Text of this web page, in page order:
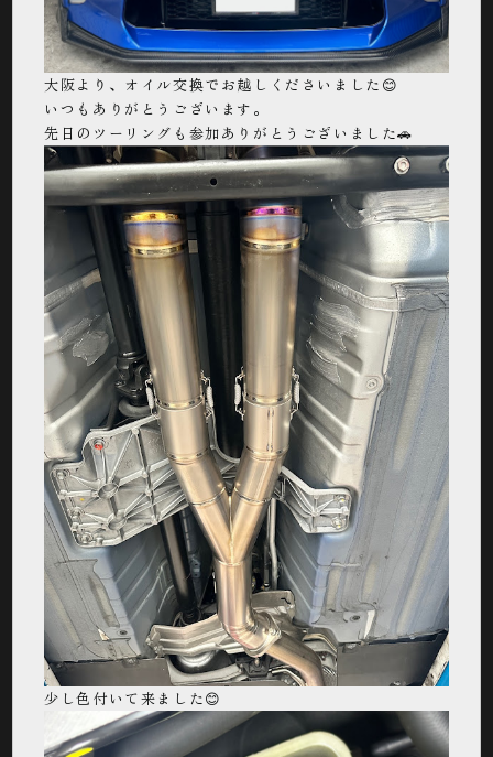
大阪より、オイル交換でお越しくださいました😊
いつもありがとうございます。
先日のツーリングも参加ありがとうございました🚗
少し色付いて来ました😊